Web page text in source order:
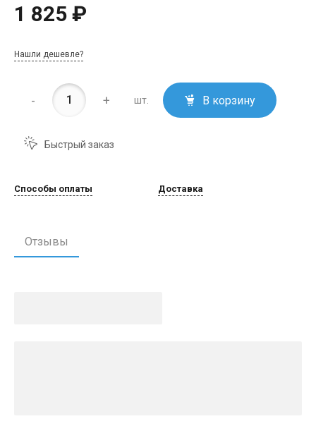
1 825 ₽
Нашли дешевле?
- + шт. В корзину
Быстрый заказ
Способы оплаты Доставка
Отзывы